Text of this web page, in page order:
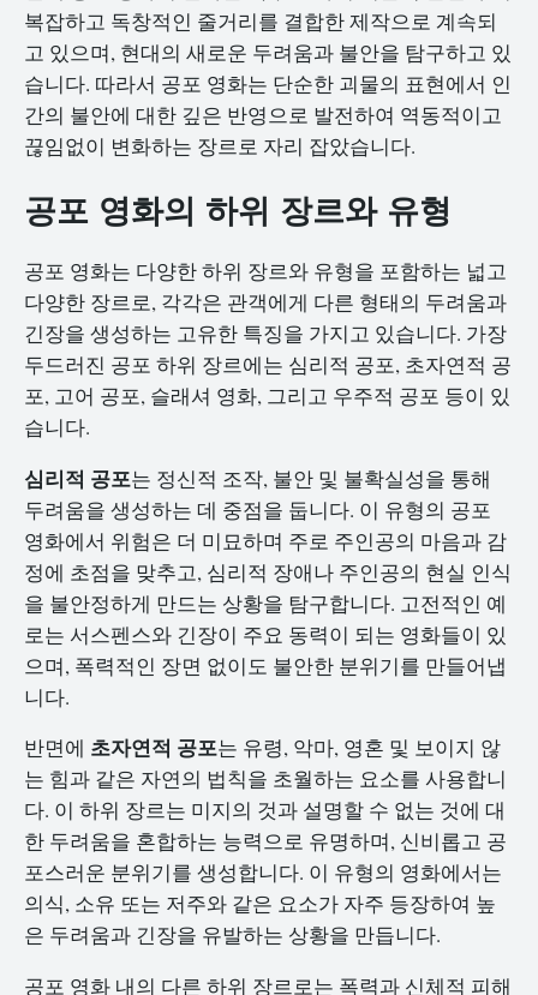
복잡하고 독창적인 줄거리를 결합한 제작으로 계속되
고 있으며, 현대의 새로운 두려움과 불안을 탐구하고 있
습니다. 따라서 공포 영화는 단순한 괴물의 표현에서 인
간의 불안에 대한 깊은 반영으로 발전하여 역동적이고
끊임없이 변화하는 장르로 자리 잡았습니다.
공포 영화의 하위 장르와 유형
공포 영화는 다양한 하위 장르와 유형을 포함하는 넓고
다양한 장르로, 각각은 관객에게 다른 형태의 두려움과
긴장을 생성하는 고유한 특징을 가지고 있습니다. 가장
두드러진 공포 하위 장르에는 심리적 공포, 초자연적 공
포, 고어 공포, 슬래셔 영화, 그리고 우주적 공포 등이 있
습니다.
심리적 공포는 정신적 조작, 불안 및 불확실성을 통해
두려움을 생성하는 데 중점을 둡니다. 이 유형의 공포
영화에서 위험은 더 미묘하며 주로 주인공의 마음과 감
정에 초점을 맞추고, 심리적 장애나 주인공의 현실 인식
을 불안정하게 만드는 상황을 탐구합니다. 고전적인 예
로는 서스펜스와 긴장이 주요 동력이 되는 영화들이 있
으며, 폭력적인 장면 없이도 불안한 분위기를 만들어냅
니다.
반면에 초자연적 공포는 유령, 악마, 영혼 및 보이지 않
는 힘과 같은 자연의 법칙을 초월하는 요소를 사용합니
다. 이 하위 장르는 미지의 것과 설명할 수 없는 것에 대
한 두려움을 혼합하는 능력으로 유명하며, 신비롭고 공
포스러운 분위기를 생성합니다. 이 유형의 영화에서는
의식, 소유 또는 저주와 같은 요소가 자주 등장하여 높
은 두려움과 긴장을 유발하는 상황을 만듭니다.
공포 영화 내의 다른 하위 장르로는 폭력과 신체적 피해